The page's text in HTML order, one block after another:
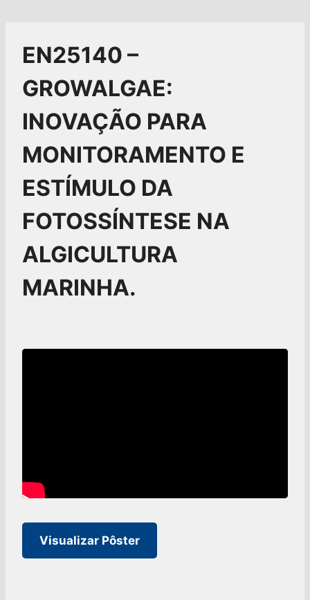
EN25140 –
GROWALGAE:
INOVAÇÃO PARA
MONITORAMENTO E
ESTÍMULO DA
FOTOSSÍNTESE NA
ALGICULTURA
MARINHA.
Visualizar Pôster